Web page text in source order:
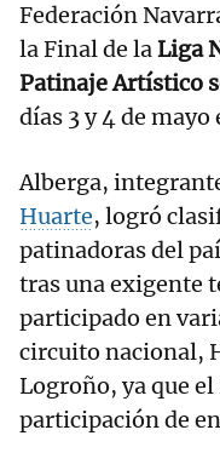
Federación
la Final de laLiga
Patinaje Artístico
días 3 y 4 de
Alberga,
Huarte, logró
patinadoras del
tras una exigente
participado en
circuito nacional,
Logroño, ya que
participación de